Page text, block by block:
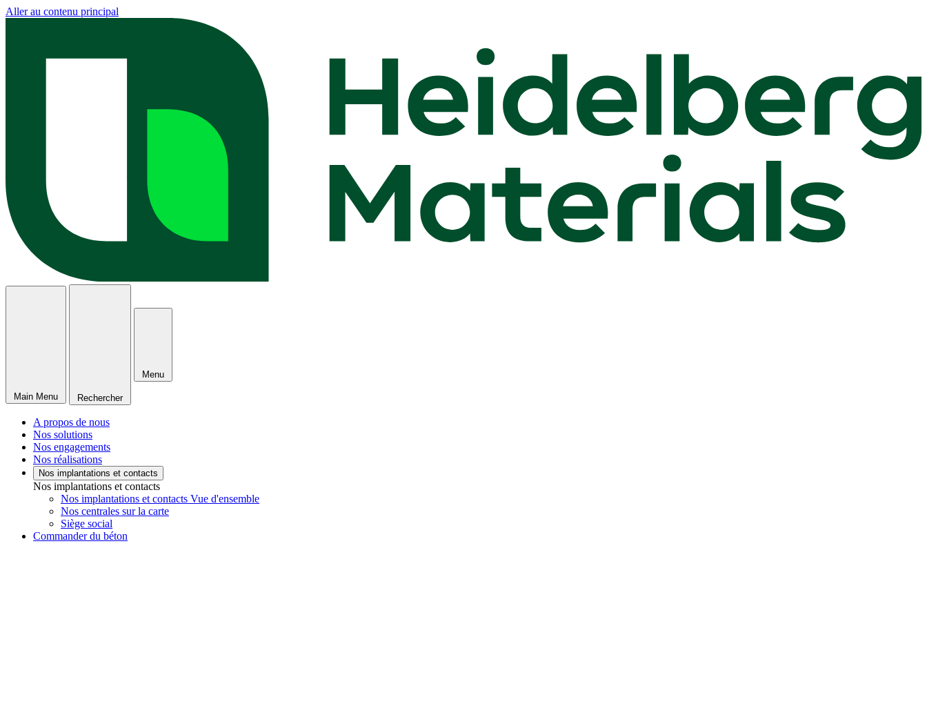
Aller au contenu principal
Main Menu Rechercher
Menu
A propos de nous
Nos solutions
Nos engagements
Nos réalisations
Nos implantations et contacts
Nos implantations et contacts
Nos implantations et contacts Vue d'ensemble
Nos centrales sur la carte
Siège social
Commander du béton